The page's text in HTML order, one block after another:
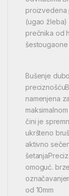
proizvedena
(ugao žleba)
prečnika od
Bušenje
namenjena
čini je
ukršteno
aktivno
omoguć.
od 10mm